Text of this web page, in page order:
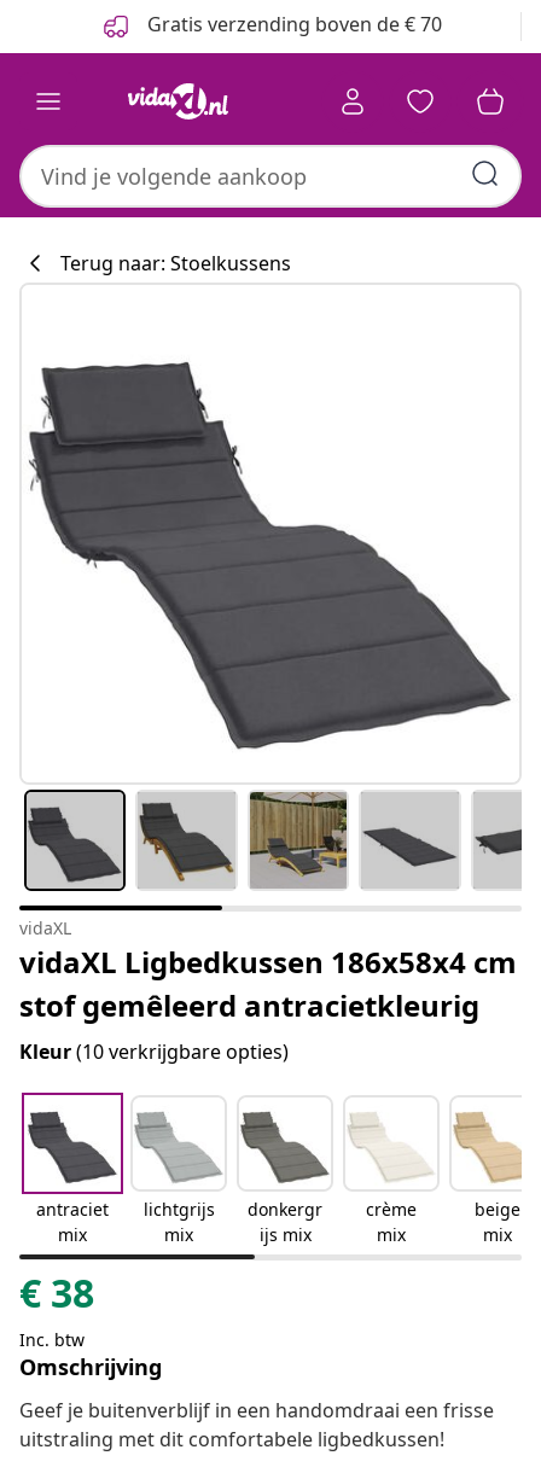
Gratis verzending boven de € 70
Terug naar: Stoelkussens
vidaXL
vidaXL Ligbedkussen 186x58x4 cm
stof gemêleerd antracietkleurig
Kleur(10 verkrijgbare opties)
antraciet
mix
lichtgrijs
mix
donkergr
ijs mix
crème
mix
beige
mix
€ 38
Inc. btw
Omschrijving
Geef je buitenverblijf in een handomdraai een frisse
uitstraling met dit comfortabele ligbedkussen!